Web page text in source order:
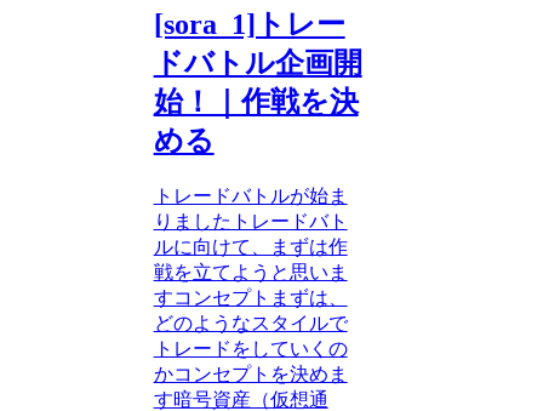
[sora_1]トレー
ドバトル企画開
始！｜作戦を決
める
トレードバトルが始ま
りましたトレードバト
ルに向けて、まずは作
戦を立てようと思いま
すコンセプトまずは、
どのようなスタイルで
トレードをしていくの
かコンセプトを決めま
す暗号資産（仮想通